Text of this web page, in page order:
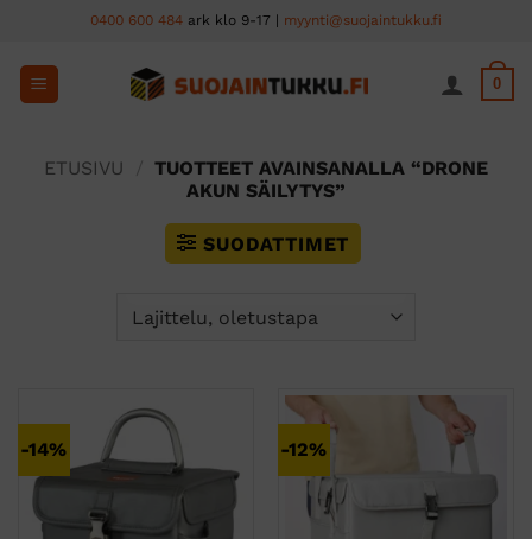
content
0400 600 484 ark klo 9-17 | myynti@suojaintukku.fi
0
ETUSIVU
TUOTTEET AVAINSANALLA “DRONE
AKUN SÄILYTYS”
SUODATTIMET
-14% -12%